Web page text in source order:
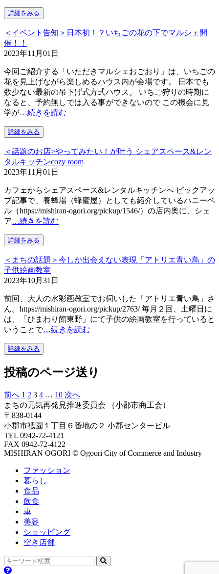
詳細をみる
＜イベント告知＞日本初！？いちごの花の下でマルシェ開
催！！
2023年11月01日
今回ご紹介する「いただきマルシェおごおり」は、いちごの
花を見上げながら楽しめるハウス内が会場です。 日本でも
数少ない最新の吊下げ式方式ハウス。 いちご狩りの時期に
なると、予約無しでは入る事ができないので この機会に見
学が…続きを読む
詳細をみる
＜話題のお店>やってみたい！が叶う シェアスペース&レン
タルキッチンcozy room
2023年11月01日
カフェからシェアスペース&レンタルキッチンへ ピックアッ
プ記事で、養蜂場（蜂蜜屋）としても紹介しているハニーベ
ル（https://mishiran-ogori.org/pickup/1546/）の店内奥に、シェ
ア…続きを読む
詳細をみる
＜まちの話題＞今しか出会えない表現「アトリエ青い鳥」の
子供絵画教室
2023年10月31日
前回、大人の水彩画教室でお伺いした「アトリエ青い鳥」さ
ん。https://mishiran-ogori.org/pickup/2763/ 毎月２回、土曜日に
は、「ひまわり館東野」にて子供の絵画教室を行っていると
いうことで…続きを読む
詳細をみる
投稿のページ送り
前へ 1 2 3 4 … 10 次へ
まちの元気再発見推進委員会
（小郡市商工会）
〒838-0144
小郡市祗園１丁目６番地の２ 小郡センタービル
TEL 0942-72-4121
FAX 0942-72-4122
MISHIRAN OGORI © Ogoori City of Commerce and Industry
ファッション
暮らし
食品
飲食
車
美容
ショッピング
空き店舗